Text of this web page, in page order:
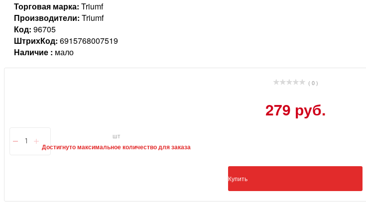
Торговая марка: Triumf
Производители: Triumf
Код: 96705
ШтрихКод: 6915768007519
Наличие : мало
( 0 )
279 руб.
шт
Достигнуто максимальное количество для заказа
Купить